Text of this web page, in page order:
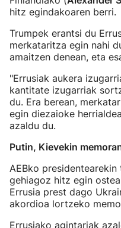
hitz egindakoaren berri.
Trumpek erantsi du
merkataritza egin nahi
amaitzen denean, eta
"Errusiak aukera
kantitate izugarriak
du. Era berean,
egin diezaioke
azaldu du.
Putin, Kievekin
AEBko
gehiagoz hitz egin
Errusia prest dago
akordioa lortzeko
Errusiako agintariak